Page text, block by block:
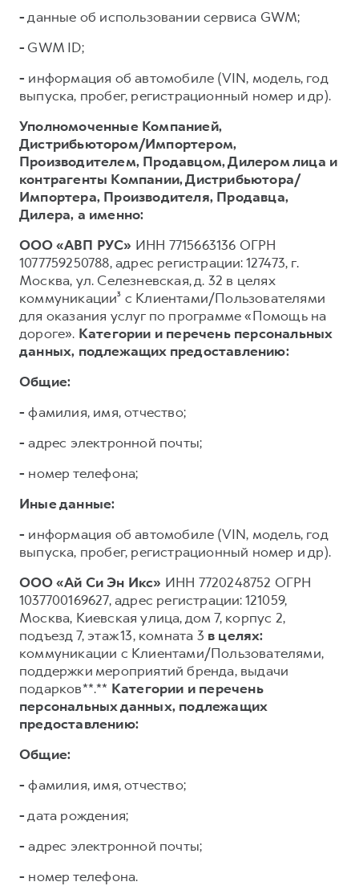
-данные об использовании сервиса GWM;
- GWM ID;
- информация об автомобиле (VIN, модель, год
выпуска, пробег, регистрационный номер и др).
Уполномоченные Компанией,
Дистрибьютором/Импортером,
Производителем, Продавцом, Дилером лица и
контрагенты Компании, Дистрибьютора/
Импортера, Производителя, Продавца,
Дилера, а именно:
ООО «АВП РУС» ИНН 7715663136 ОГРН
1077759250788, адрес регистрации: 127473, г.
Москва, ул. Селезневская, д. 32 в целях
коммуникации³ с Клиентами/Пользователями
для оказания услуг по программе «Помощь на
дороге». Категории и перечень персональных
данных, подлежащих предоставлению:
Общие:
- фамилия, имя, отчество;
- адрес электронной почты;
- номер телефона;
Иные данные:
- информация об автомобиле (VIN, модель, год
выпуска, пробег, регистрационный номер и др).
ООО «Ай Си Эн Икс» ИНН 7720248752 ОГРН
1037700169627, адрес регистрации: 121059,
Москва, Киевская улица, дом 7, корпус 2,
подъезд 7, этаж 13, комната 3 в целях:
коммуникации с Клиентами/Пользователями,
поддержки мероприятий бренда, выдачи
подарков**.** Категории и перечень
персональных данных, подлежащих
предоставлению:
Общие:
- фамилия, имя, отчество;
-дата рождения;
- адрес электронной почты;
- номер телефона.